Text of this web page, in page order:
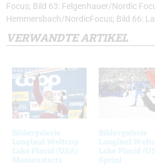
Focus; Bild 63: Felgenhauer/Nordic
Hemmersbach/NordicFocus; Bild 66:
VERWANDTE ARTIKEL
Bildergalerie
Langlauf Weltcup
Lake Placid (USA)
Massenstarts
Bildergalerie
Langlauf
Lake Placid
Sprint